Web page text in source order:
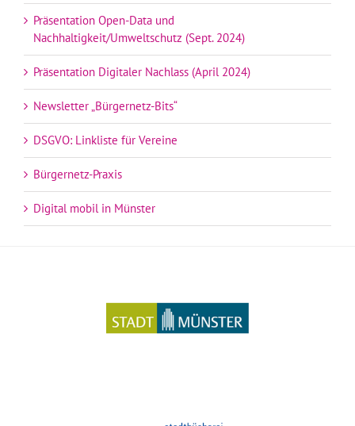
Präsentation Open-Data und
Nachhaltigkeit/Umweltschutz (Sept. 2024)
Präsentation Digitaler Nachlass (April 2024)
Newsletter „Bürgernetz-Bits“
DSGVO: Linkliste für Vereine
Bürgernetz-Praxis
Digital mobil in Münster